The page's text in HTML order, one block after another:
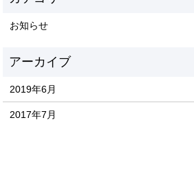
お知らせ
2019年6月
2017年7月